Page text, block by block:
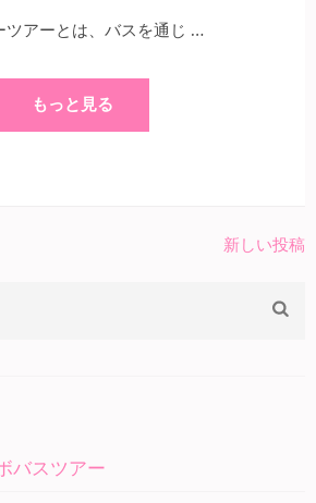
ツアーとは、バスを通じ …
もっと見る
新しい投稿
バスツアー